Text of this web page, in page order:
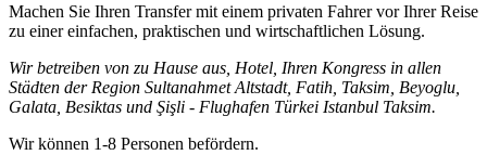
Machen Sie Ihren Transfer mit einem privaten Fahrer vor Ihrer Reise
zu einer einfachen, praktischen und wirtschaftlichen Lösung.
Wir betreiben von zu Hause aus, Hotel, Ihren Kongress in allen
Städten der Region Sultanahmet Altstadt, Fatih, Taksim, Beyoglu,
Galata, Besiktas und Şişli - Flughafen Türkei Istanbul Taksim.
Wir können 1-8 Personen befördern.